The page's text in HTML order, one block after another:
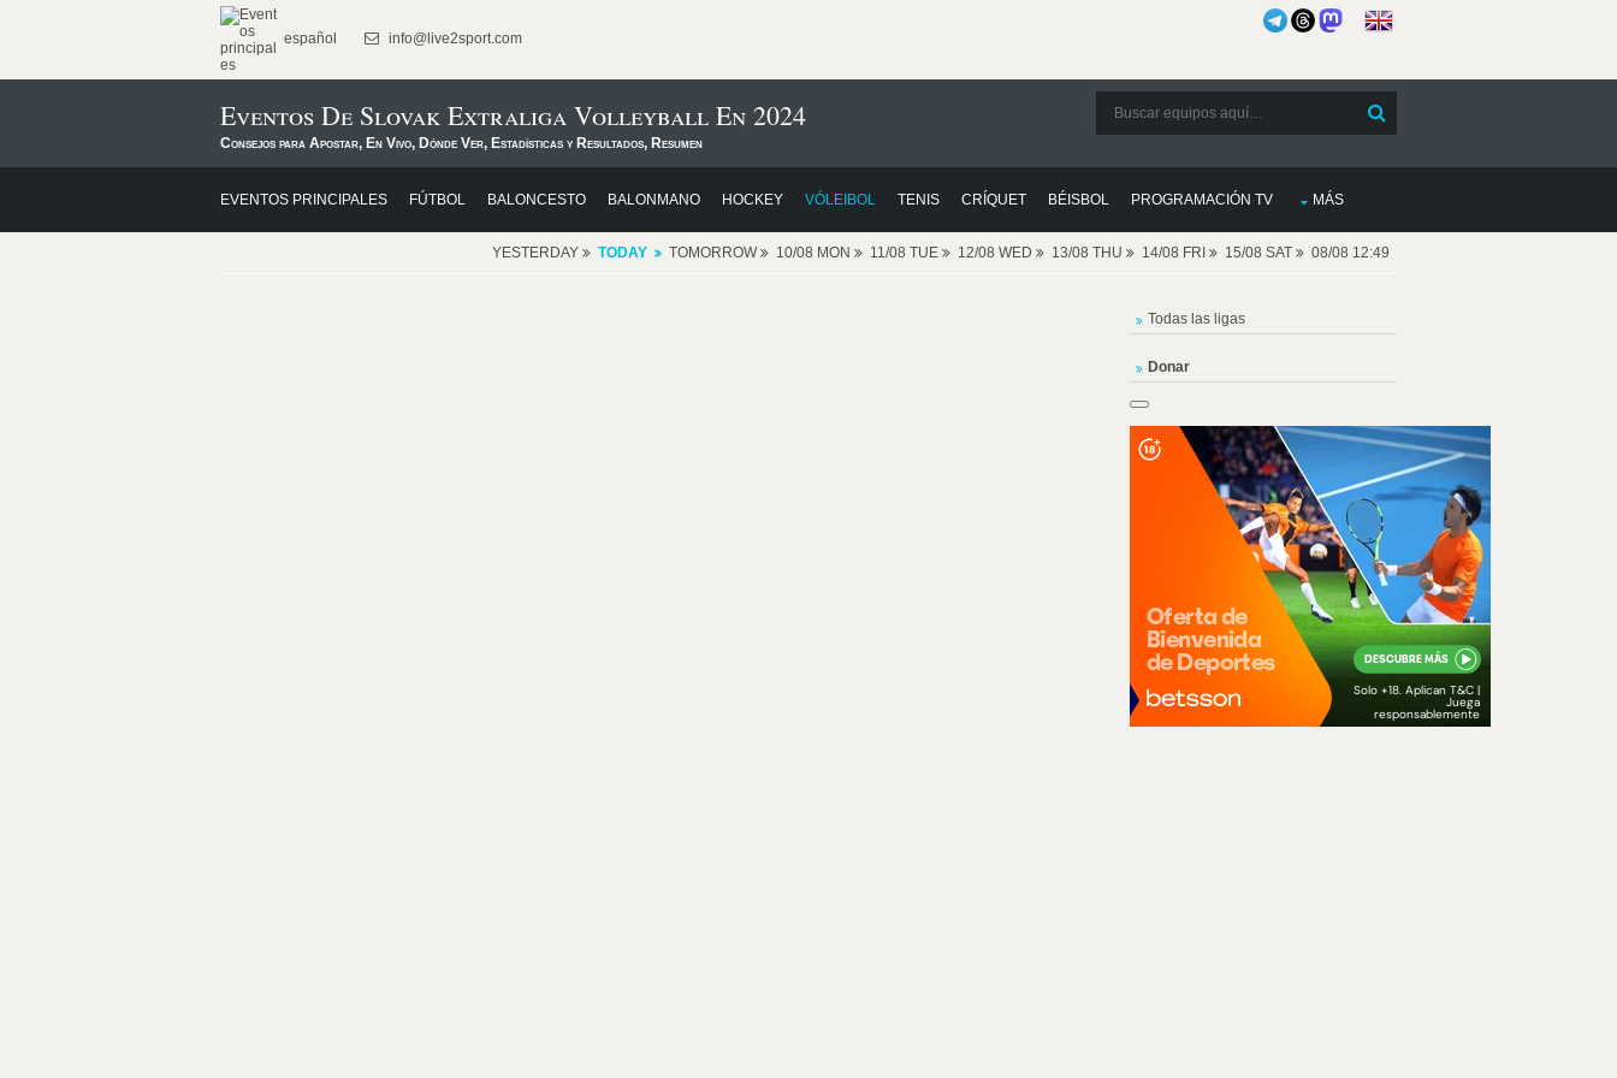
español info@live2sport.com
Eventos De Slovak Extraliga Volleyball En 2024
Consejos para Apostar, En Vivo, Dónde Ver, Estadísticas y Resultados, Resumen
EVENTOS PRINCIPALES FÚTBOL BALONCESTO BALONMANO HOCKEY VÓLEIBOL TENIS CRÍQUET BÉISBOL PROGRAMACIÓN TV MÁS
YESTERDAY TODAY TOMORROW 10/08 MON 11/08 TUE 12/08 WED 13/08 THU 14/08 FRI 15/08 SAT 08/08 12:49
Todas las ligas
Donar